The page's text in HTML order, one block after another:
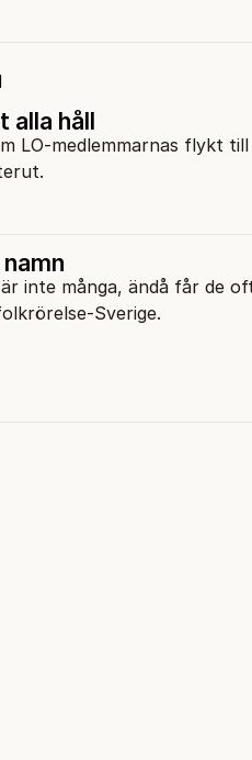
alla håll
LO-medlemmarnas flykt
inte många, ändå får de
Sverige.